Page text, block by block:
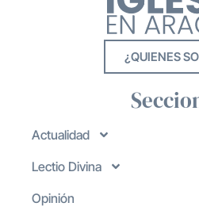
¿QUIENES
Actualidad
Lectio Divina
Opinión